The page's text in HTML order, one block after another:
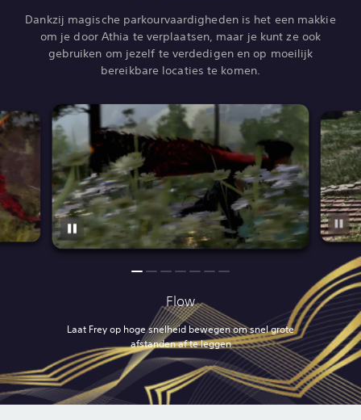
Dankzij magische parkourvaardigheden is het een makkie
om je door Athia te verplaatsen, maar je kunt ze ook
gebruiken om jezelf te verdedigen en op moeilijk
bereikbare locaties te komen.
Flow
Laat Frey op hoge snelheid bewegen om snel grote
afstanden af te leggen